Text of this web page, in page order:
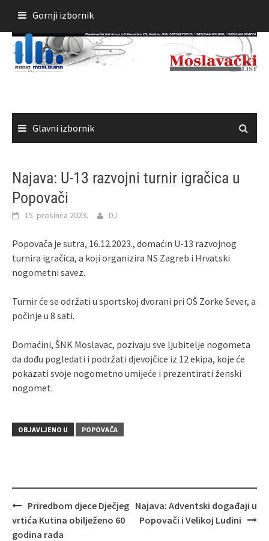
sadržaja
Gornji izbornik
Glavni izbornik
Najava: U-13 razvojni turnir igračica u
Popovači
15. prosinca 2023. DJ
Popovača je sutra, 16.12.2023., domaćin U-13 razvojnog
turnira igračica, a koji organizira NS Zagreb i Hrvatski
nogometni savez.
Turnir će se održati u sportskoj dvorani pri OŠ Zorke Sever, a
počinje u 8 sati.
Domaćini, ŠNK Moslavac, pozivaju sve ljubitelje nogometa
da dođu pogledati i podržati djevojčice iz 12 ekipa, koje će
pokazati svoje nogometno umijeće i prezentirati ženski
nogomet.
OBJAVLJENO U POPOVAČA
Navigacija
objava
Priredbom djece Dječjeg
vrtića Kutina obilježeno 60
godina rada
Najava: Adventski događaji u
Popovači i Velikoj Ludini